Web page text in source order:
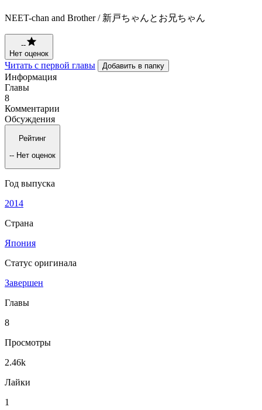
NEET-chan and Brother / 新戸ちゃんとお兄ちゃん
--
Нет оценок
Читать с первой главы Добавить в папку
Информация
Главы
8
Комментарии
Обсуждения
Рейтинг
-- Нет оценок
Год выпуска
2014
Страна
Япония
Статус оригинала
Завершен
Главы
8
Просмотры
2.46k
Лайки
1